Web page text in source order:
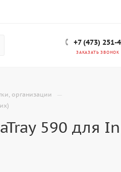
+7 (473) 251-
ЗАКАЗАТЬ ЗВОНОК
организации —
590 для